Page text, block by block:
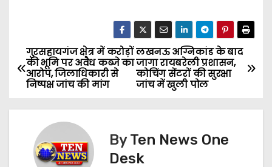
P
o
s
लखनऊ अग्निकांड के बाद
जागा रायबरेली प्रशासन,
कोचिंग सेंटरों की सुरक्षा
जांच में खुली पोल
गुरसहायगंज क्षेत्र में करोड़ों
की भूमि पर अवैध कब्जे का
आरोप, जिलाधिकारी से
निष्पक्ष जांच की मांग
ByTen News One
Desk